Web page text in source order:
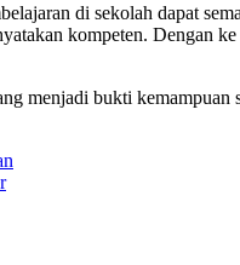
di sekolah dapat
kompeten. Dengan
menjadi bukti kemampuan